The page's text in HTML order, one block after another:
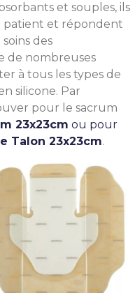
et souples, ils
patient et répondent
des
de nombreuses
à tous les types de
silicone. Par
pour le sacrum
23x23cm ou pour
Talon 23x23cm.